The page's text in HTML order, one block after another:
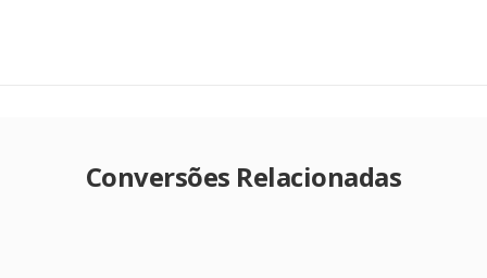
Conversões Relacionadas